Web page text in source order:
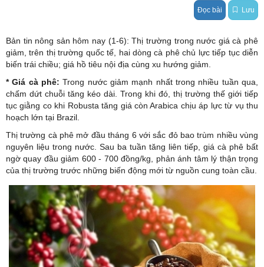
Đọc bài Lưu
Bản tin nông sản hôm nay (1-6): Thị trường trong nước giá cà phê
giảm, trên thị trường quốc tế, hai dòng cà phê chủ lực tiếp tục diễn
biến trái chiều; giá hồ tiêu nội địa cùng xu hướng giảm.
*Giá cà phê:Trong nước giảm mạnh nhất trong nhiều tuần qua,
chấm dứt chuỗi tăng kéo dài. Trong khi đó, thị trường thế giới tiếp
tục giằng co khi Robusta tăng giá còn Arabica chịu áp lực từ vụ thu
hoạch lớn tại Brazil.
Thị trường cà phê mở đầu tháng 6 với sắc đỏ bao trùm nhiều vùng
nguyên liệu trong nước. Sau ba tuần tăng liên tiếp, giá cà phê bất
ngờ quay đầu giảm 600 - 700 đồng/kg, phản ánh tâm lý thận trọng
của thị trường trước những biến động mới từ nguồn cung toàn cầu.